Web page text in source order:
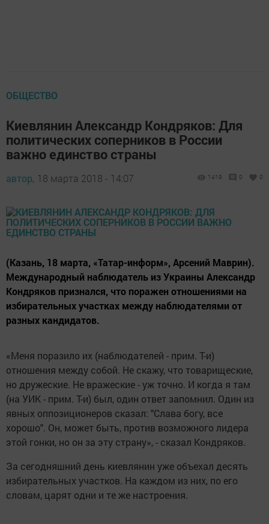
ОБЩЕСТВО
Киевлянин Александр Кондряков: Для
политических соперников в России
важно единство страны
автор, 18 марта 2018 - 14:07 1419 0 0
(Казань, 18 марта, «Татар-информ», Арсений Маврин).
Международный наблюдатель из Украины Александр
Кондряков признался, что поражен отношениями на
избирательных участках между наблюдателями от
разных кандидатов.
«Меня поразило их (наблюдателей - прим. Т-и)
отношения между собой. Не скажу, что товарищеские,
но дружеские. Не вражеские - уж точно. И когда я там
(на УИК - прим. Т-и) был, один ответ запомнил. Один из
явных оппозиционеров сказал: "Слава богу, все
хорошо". Он, может быть, против возможного лидера
этой гонки, но он за эту страну», - сказал Кондряков.
За сегодняшний день киевлянин уже объехал десять
избирательных участков. На каждом из них, по его
словам, царят одни и те же настроения.